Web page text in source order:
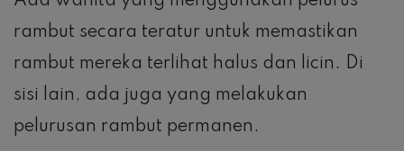
rambut secara teratur untuk memastikan
rambut mereka terlihat halus dan licin. Di
sisi lain, ada juga yang melakukan
pelurusan rambut permanen.